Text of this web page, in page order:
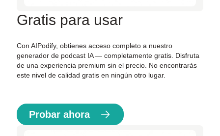
Gratis para usar
Con AIPodify, obtienes acceso completo a nuestro
generador de podcast IA — completamente gratis. Disfruta
de una experiencia premium sin el precio. No encontrarás
este nivel de calidad gratis en ningún otro lugar.
Probar ahora